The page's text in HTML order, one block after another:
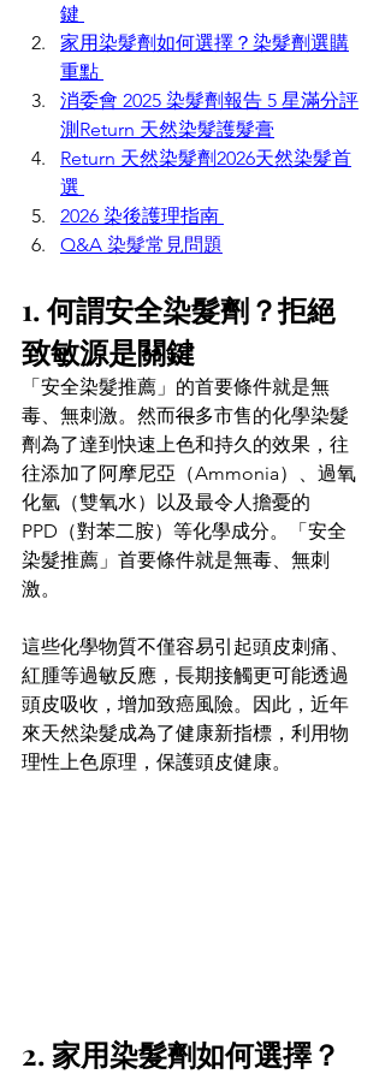
鍵
家用染髮劑如何選擇？染髮劑選購
重點
消委會 2025 染髮劑報告 5 星滿分評
測Return 天然染髮護髮膏
Return 天然染髮劑2026天然染髮首
選
2026 染後護理指南
Q&A 染髮常見問題
1. 何謂安全染髮劑？拒絕
致敏源是關鍵
「安全染髮推薦」的首要條件就是無
毒、無刺激。然而很多市售的化學染髮
劑為了達到快速上色和持久的效果，往
往添加了阿摩尼亞（Ammonia）、過氧
化氫（雙氧水）以及最令人擔憂的
PPD（對苯二胺）等化學成分。
「安全
染髮推薦」首要條件就是無毒、無刺
激。
這些化學物質不僅容易引起頭皮刺痛、
紅腫等過敏反應，長期接觸更可能透過
頭皮吸收，增加致癌風險。因此，近年
來天然染髮成為了健康新指標，利用物
理性上色原理，保護頭皮健康。
2. 家用染髮劑如何選擇？